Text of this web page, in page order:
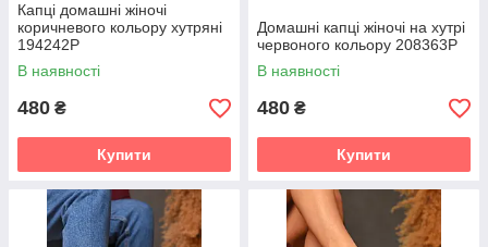
Капці домашні жіночі
коричневого кольору хутряні
194242P
В наявності
480 ₴
Купити
Домашні капці жіночі на хутрі
червоного кольору 208363P
В наявності
480 ₴
Купити